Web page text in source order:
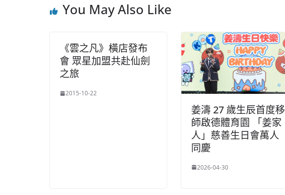
You May Also Like
《雲之凡》橫店發布
會 眾星加盟共赴仙劍
之旅
2015-10-22
姜濤 27 歲生辰首度移
師啟德體育園 「姜家
人」慈善生日會萬人
同慶
2026-04-30